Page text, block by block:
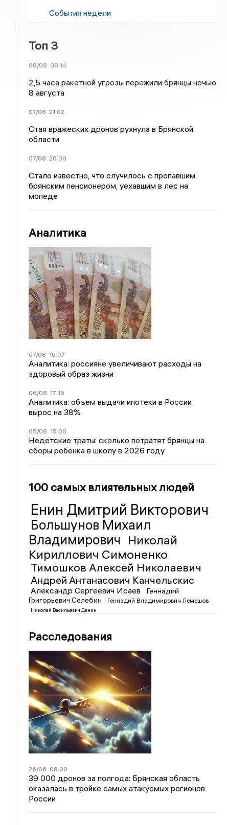
События недели
Топ 3
08/08 08:14
2,5 часа ракетной угрозы пережили брянцы ночью
8 августа
07/08 21:02
Стая вражеских дронов рухнула в Брянской
области
07/08 20:00
Стало известно, что случилось с пропавшим
брянским пенсионером, уехавшим в лес на
мопеде
Аналитика
07/08 16:07
Аналитика: россияне увеличивают расходы на
здоровый образ жизни
06/08 17:15
Аналитика: объем выдачи ипотеки в России
вырос на 38%
05/08 15:00
Недетские траты: сколько потратят брянцы на
сборы ребенка в школу в 2026 году
100 самых влиятельных людей
Енин Дмитрий Викторович
Большунов Михаил
Владимирович Николай
Кириллович Симоненко
Тимошков Алексей Николаевич
Андрей Антанасович Канчельскис
Александр Сергеевич Исаев
Геннадий
Григорьевич Селебин
Геннадий Владимирович Лемешов
Николай Васильевич Денин
Расследования
26/06 09:00
39 000 дронов за полгода: Брянская область
оказалась в тройке самых атакуемых регионов
России